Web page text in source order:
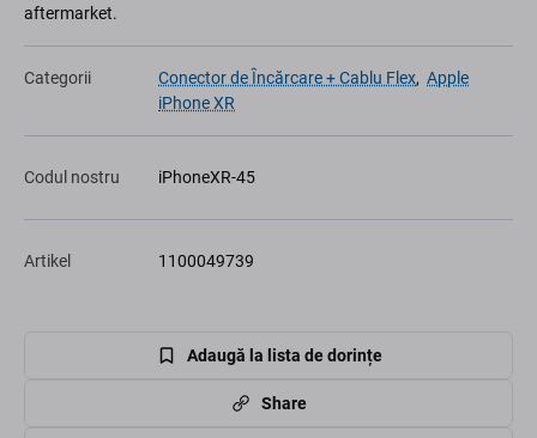
aftermarket.
Categorii Conector de Ȋncărcare + Cablu Flex, Apple
iPhone XR
Codul nostru iPhoneXR-45
Artikel 1100049739
Adaugă la lista de dorințe
Share